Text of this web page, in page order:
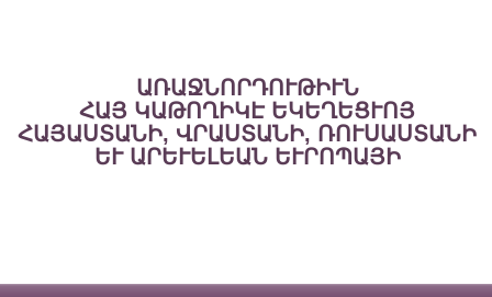
ԱՌԱՋՆՈՐԴՈՒԹԻՒՆ
ՀԱՅ ԿԱԹՈՂԻԿԷ ԵԿԵՂԵՑՒՈՅ
ՀԱՅԱՍՏԱՆԻ, ՎՐԱՍՏԱՆԻ, ՌՈՒՍԱՍՏԱՆԻ
ԵՒ ԱՐԵՒԵԼԵԱՆ ԵՒՐՈՊԱՅԻ